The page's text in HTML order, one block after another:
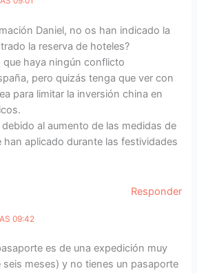
Daniel, no os han indicado la
la reserva de hoteles?
que haya ningún conflicto
pero quizás tenga que ver con
para limitar la inversión china en
al aumento de las medidas de
han aplicado durante las festividades
Responder
09:42
es de una expedición muy
seis meses) y no tienes un pasaporte